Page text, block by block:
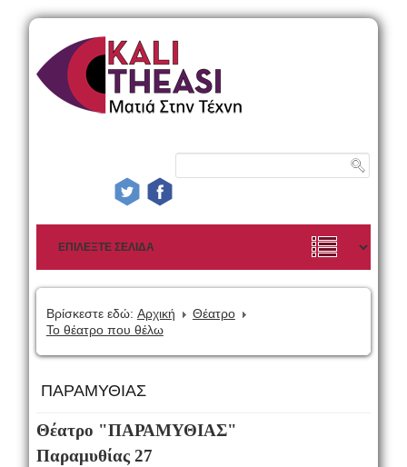
Βρίσκεστε εδώ: Αρχική
Θέατρο
Το θέατρο που θέλω
ΠΑΡΑΜΥΘΙΑΣ
Θέατρο "ΠΑΡΑΜΥΘΙΑΣ"
Παραμυθίας 27